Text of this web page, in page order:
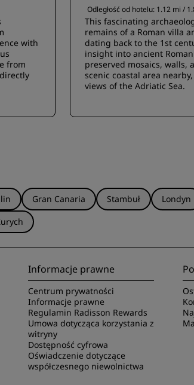
with
from
Odległość od hotelu: 1.12 mi /
This fascinating
remains of a Roman villa
dating back to the 1st
insight into ancient
preserved mosaics, walls,
scenic coastal area
views of the Adriatic Sea.
Gran Canaria Stambuł Londyn
Informacje prawne
Centrum prywatności
Informacje prawne
Regulamin Radisson Rewards
Umowa dotycząca korzystania z
witryny
Dostępność cyfrowa
Oświadczenie dotyczące
współczesnego niewolnictwa